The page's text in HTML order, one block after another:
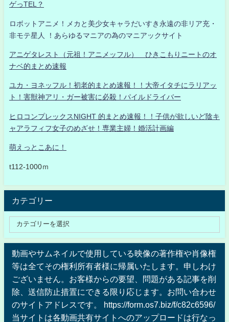
ゲっTEL？
ロボットアニメ！メカと美少女キャラだいすき永遠の非リア充・
非モテ星人 ！あらゆるマニアの為のマニアックサイト
アニゲタレスト（元祖！アニメッフル） ひきこもりニートのオ
ナベ的まとめ速報
ユカ・ヨネッフル！初老的まとめ速報！！大帝イタチにラリアッ
ト！害獣神アリ・ガー被害に必殺！パイルドライバー
ヒロコンプレックスNIGHT 的まとめ速報！！子供が欲しいど陰キ
ャアラフィフ女子のめざせ！専業主婦！婚活計画編
萌えっとこあに！
t112-1000ｍ
カテゴリー
動画やサムネイルで使用している映像の著作権や肖像権
等は全てその権利所有者様に帰属いたします。申しわけ
ございません。お客様からの要望、問題がある記事を削
除、送信防止措置にできる限り応じます。お問い合わせ
のサイトアドレスです。 https://form.os7.biz/f/c82c6596/
当サイトは各動画共有サイトへのアップロードは行なっ